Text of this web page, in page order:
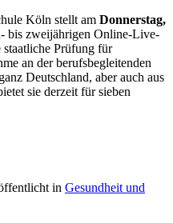
Köln stellt am Donnerstag,
bis zweijährigen Online-Live-
Prüfung für
an der berufsbegleitenden
Deutschland, aber auch aus
sie derzeit für sieben
in Gesundheit und